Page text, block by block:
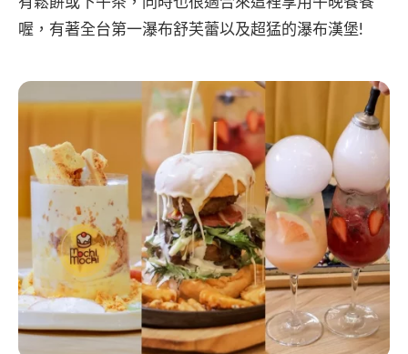
喔，有著全台第一瀑布舒芙蕾以及超猛的瀑布漢堡!